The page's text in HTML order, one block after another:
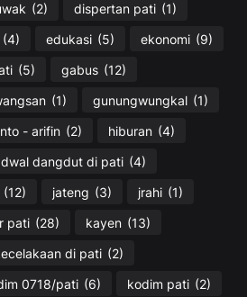
(2) dispertan pati (1)
(4) edukasi (5) ekonomi (9)
(5) gabus (12)
(1) gunungwungkal (1)
- arifin (2) hiburan (4)
dangdut di pati (4)
(12) jateng (3) jrahi (1)
pati (28) kayen (13)
di pati (2)
0718/pati (6) kodim pati (2)